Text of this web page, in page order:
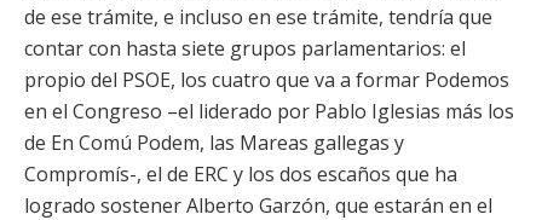
de ese trámite, e incluso en ese trámite, tendría que
contar con hasta siete grupos parlamentarios: el
propio del PSOE, los cuatro que va a formar Podemos
en el Congreso –el liderado por Pablo Iglesias más los
de En Comú Podem, las Mareas gallegas y
Compromís-, el de ERC y los dos escaños que ha
logrado sostener Alberto Garzón, que estarán en el